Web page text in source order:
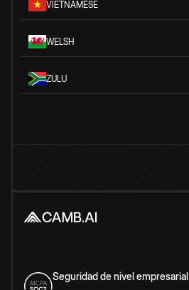
VIETNAMESE
WELSH
ZULU
Seguridad de nivel empresarial